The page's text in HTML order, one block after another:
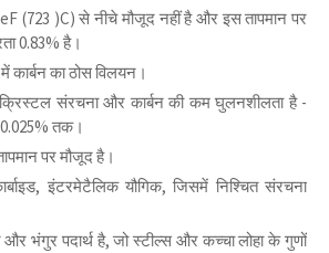
(723 )C) से नीचे मौजूद नहीं है और इस तापमान पर
0.83% है।
कार्बन का ठोस विलयन।
संरचना और कार्बन की कम घुलनशीलता है -
0.025% तक।
पर मौजूद है।
इंटरमेटैलिक यौगिक, जिसमें निश्चित संरचना
भंगुर पदार्थ है, जो स्टील्स और कच्चा लोहा के गुणों